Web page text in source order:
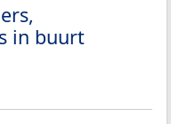
in buurt